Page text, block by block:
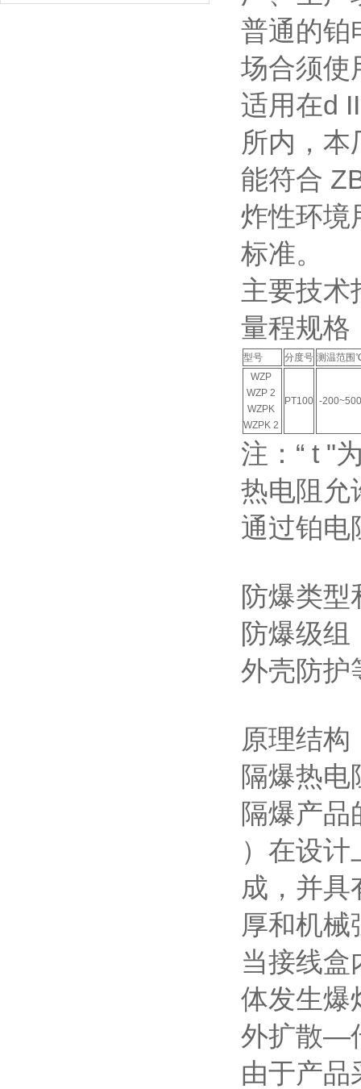
普通的铂
场合须使
适用在d
所内，本
能符合
炸性环境
标准。
主要技术
量程规格
型号 分度号 测温范围
WZP
WZP 2
WZPK
WZPK 2
PT100 -200~500
注：“ t "
热电阻允
通过铂电
防爆类型
防爆级组
外壳防护
原理结构
隔爆热
隔爆产品
）在设
成，并具
厚和机
当接线盒
体发生爆
外扩散—
由于产品